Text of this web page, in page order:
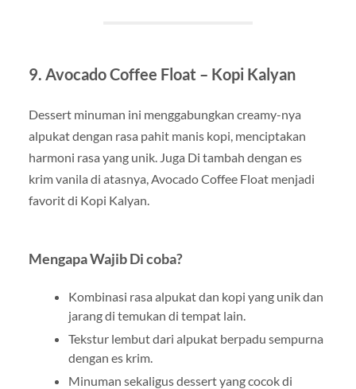
9. Avocado Coffee Float – Kopi Kalyan
Dessert minuman ini menggabungkan creamy-nya
alpukat dengan rasa pahit manis kopi, menciptakan
harmoni rasa yang unik. Juga Di tambah dengan es
krim vanila di atasnya, Avocado Coffee Float menjadi
favorit di Kopi Kalyan.
Mengapa Wajib Di coba?
Kombinasi rasa alpukat dan kopi yang unik dan
jarang di temukan di tempat lain.
Tekstur lembut dari alpukat berpadu sempurna
dengan es krim.
Minuman sekaligus dessert yang cocok di